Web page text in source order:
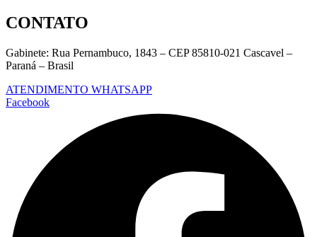
CONTATO
Gabinete: Rua Pernambuco, 1843 – CEP 85810-021 Cascavel –
Paraná – Brasil
ATENDIMENTO WHATSAPP
Facebook